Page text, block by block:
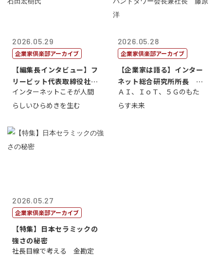
2026.05.29
企業家倶楽部アーカイブ
【編集長インタビュー】フ
リービット代表取締役社長
ＣＥＯ 石田...
インターネットこそが人間
らしいひらめきを生む
2026.05.28
企業家倶楽部アーカイブ
【企業家は語る】インター
ネット総合研究所所長 ブ
ロードバンド...
ＡＩ、ＩｏＴ、５Ｇのもた
らす未来
2026.05.27
企業家倶楽部アーカイブ
【特集】日本セラミックの
強さの秘密
社長目線で考える 金勘定